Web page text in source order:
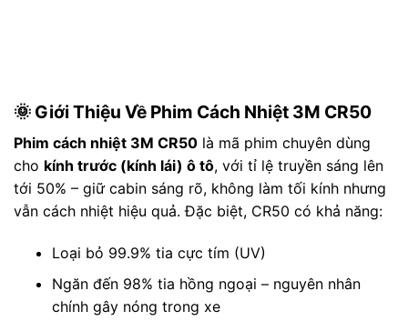
🌞 Giới Thiệu Về Phim Cách Nhiệt 3M CR50
Phim cách nhiệt 3M CR50 là mã phim chuyên dùng
cho kính trước (kính lái) ô tô, với tỉ lệ truyền sáng lên
tới 50% – giữ cabin sáng rõ, không làm tối kính nhưng
vẫn cách nhiệt hiệu quả. Đặc biệt, CR50 có khả năng:
Loại bỏ 99.9% tia cực tím (UV)
Ngăn đến 98% tia hồng ngoại – nguyên nhân
chính gây nóng trong xe